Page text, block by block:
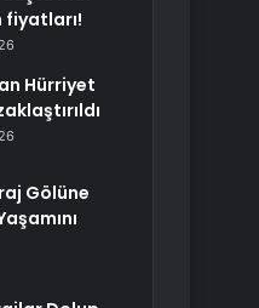
fiyatları!
Hürriyet
Gölüne